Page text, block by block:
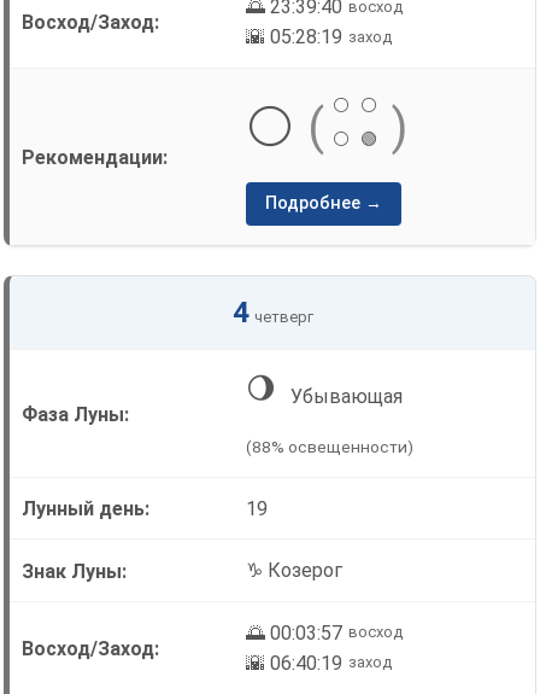
🌅 23:39:40 восход
🌇 05:28:19 заход
⚪ ( ⚪
⚪
⚪
🟢 )
Подробнее →
4 четверг
🌖 Убывающая
(88% освещенности)
19
♑ Козерог
🌅 00:03:57 восход
🌇 06:40:19 заход